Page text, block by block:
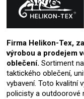
Firma Helikon-Tex,
výrobou a prodejem
oblečení. Sortiment
taktického oblečení,
vybavení. Toto kvalitní
policisty a outdoorové